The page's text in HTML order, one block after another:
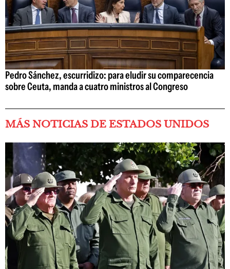
Pedro Sánchez, escurridizo: para eludir su comparecencia
sobre Ceuta, manda a cuatro ministros al Congreso
MÁS NOTICIAS DE ESTADOS UNIDOS